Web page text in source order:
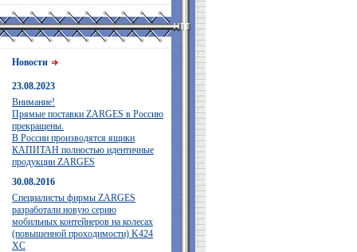
Новости
23.08.2023
Внимание!
Прямые поставки ZARGES в Россию
прекращены.
В России производятся ящики
КАПИТАН полностью идентичные
продукции ZARGES
30.08.2016
Специалисты фирмы ZARGES
разработали новую серию
мобильных контейнеров на колесах
(повышенной проходимости) K424
XC